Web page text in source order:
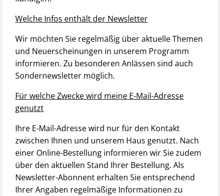
Welche Infos enthält der Newsletter
Wir möchten Sie regelmäßig über aktuelle Themen
und Neuerscheinungen in unserem Programm
informieren. Zu besonderen Anlässen sind auch
Sondernewsletter möglich.
Für welche Zwecke wird meine E-Mail-Adresse
genutzt
Ihre E-Mail-Adresse wird nur für den Kontakt
zwischen Ihnen und unserem Haus genutzt. Nach
einer Online-Bestellung informieren wir Sie zudem
über den aktuellen Stand Ihrer Bestellung. Als
Newsletter-Abonnent erhalten Sie entsprechend
Ihrer Angaben regelmäßige Informationen zu